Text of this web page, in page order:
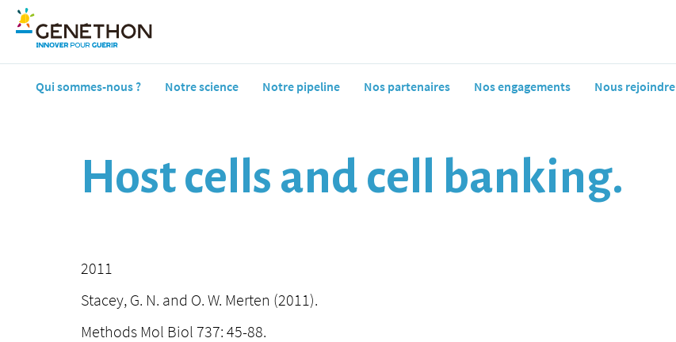
Qui sommes-nous ? Notre science Notre pipeline Nos partenaires Nos engagements Nous rejoindre
Host cells and cell banking.
2011
Stacey, G. N. and O. W. Merten (2011).
Methods Mol Biol 737: 45-88.